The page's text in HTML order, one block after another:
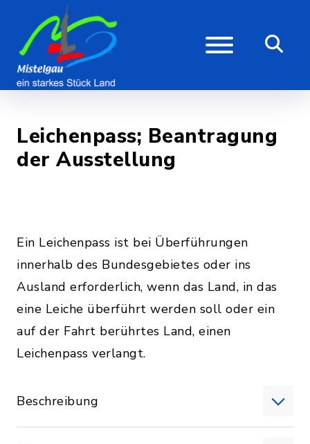
Leichenpass; Beantragung
der Ausstellung
Ein Leichenpass ist bei Überführungen
innerhalb des Bundesgebietes oder ins
Ausland erforderlich, wenn das Land, in das
eine Leiche überführt werden soll oder ein
auf der Fahrt berührtes Land, einen
Leichenpass verlangt.
Beschreibung